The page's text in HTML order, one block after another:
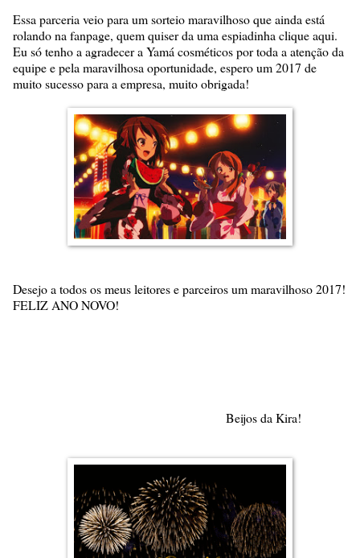
Essa parceria veio para um sorteio maravilhoso que ainda está
rolando na fanpage, quem quiser da uma espiadinha clique aqui.
Eu só tenho a agradecer a Yamá cosméticos por toda a atenção da
equipe e pela maravilhosa oportunidade, espero um 2017 de
muito sucesso para a empresa, muito obrigada!
Desejo a todos os meus leitores e parceiros um maravilhoso 2017!
FELIZ ANO NOVO!
Beijos da Kira!